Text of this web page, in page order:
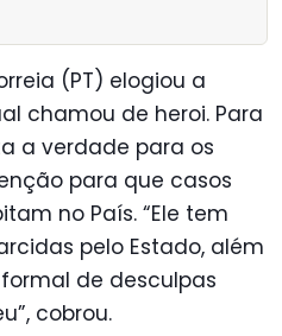
(PT) elogiou a
chamou de heroi. Para
a verdade para os
para que casos
no País. “Ele tem
pelo Estado, além
de desculpas
cobrou.